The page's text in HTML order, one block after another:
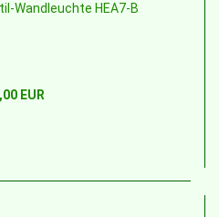
Wandleuchte HEA7-B
EUR